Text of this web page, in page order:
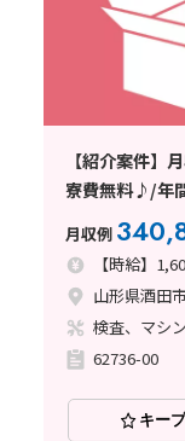
【紹介案件】
寮費無料♪/年
月収例
【時給】
山形県酒田
検査、マシ
62736-00
キー